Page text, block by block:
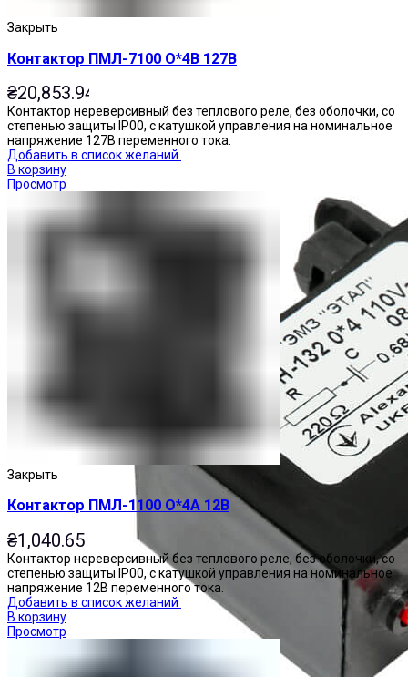
Закрыть
Контактор ПМЛ-7100 О*4В 127В
₴20,853.94
Контактор нереверсивный без теплового реле, без оболочки, со
степенью защиты IP00, с катушкой управления на номинальное
напряжение 127В переменного тока.
Добавить в список желаний
В корзину
Просмотр
Закрыть
Контактор ПМЛ-1100 О*4А 12В
₴1,040.65
Контактор нереверсивный без теплового реле, без оболочки, со
степенью защиты IP00, с катушкой управления на номинальное
напряжение 12В переменного тока.
Добавить в список желаний
В корзину
Просмотр